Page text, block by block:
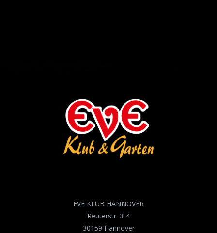
EVE KLUB HANNOVER
Reuterstr. 3-4
30159 Hannover